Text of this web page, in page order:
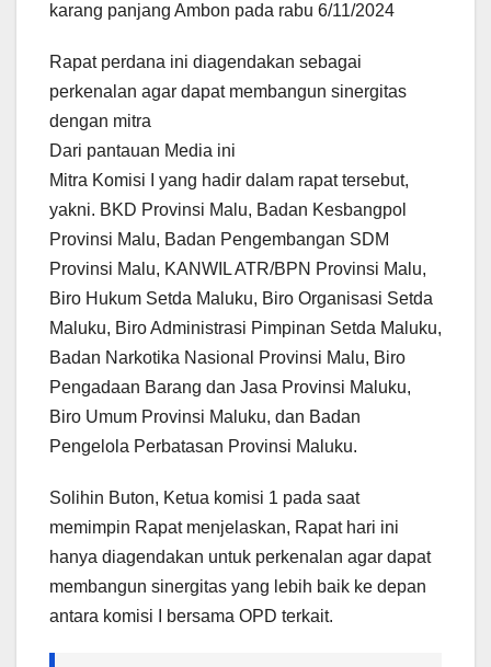
karang panjang Ambon pada rabu 6/11/2024
Rapat perdana ini diagendakan sebagai
perkenalan agar dapat membangun sinergitas
dengan mitra
Dari pantauan Media ini
Mitra Komisi I yang hadir dalam rapat tersebut,
yakni. BKD Provinsi Malu, Badan Kesbangpol
Provinsi Malu, Badan Pengembangan SDM
Provinsi Malu, KANWIL ATR/BPN Provinsi Malu,
Biro Hukum Setda Maluku, Biro Organisasi Setda
Maluku, Biro Administrasi Pimpinan Setda Maluku,
Badan Narkotika Nasional Provinsi Malu, Biro
Pengadaan Barang dan Jasa Provinsi Maluku,
Biro Umum Provinsi Maluku, dan Badan
Pengelola Perbatasan Provinsi Maluku.
Solihin Buton, Ketua komisi 1 pada saat
memimpin Rapat menjelaskan, Rapat hari ini
hanya diagendakan untuk perkenalan agar dapat
membangun sinergitas yang lebih baik ke depan
antara komisi I bersama OPD terkait.